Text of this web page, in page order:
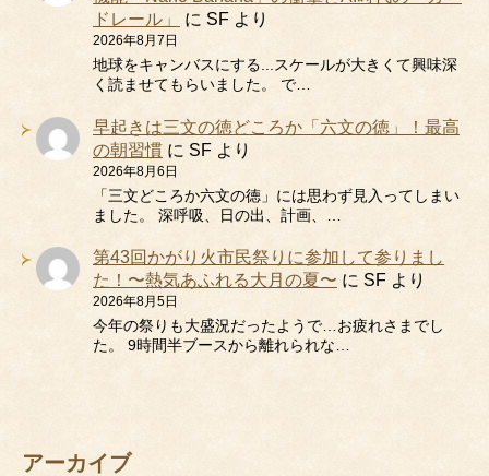
ドレール」
に SF より
2026年8月7日
地球をキャンバスにする...スケールが大きくて興味深
く読ませてもらいました。 で…
早起きは三文の徳どころか「六文の徳」！最高
の朝習慣 に SF より
2026年8月6日
「三文どころか六文の徳」には思わず見入ってしまい
ました。 深呼吸、日の出、計画、…
第43回かがり火市民祭りに参加して参りまし
た！〜熱気あふれる大月の夏〜 に SF より
2026年8月5日
今年の祭りも大盛況だったようで…お疲れさまでし
た。 9時間半ブースから離れられな…
アーカイブ